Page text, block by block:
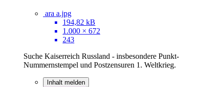
ara a.jpg
194,82 kB
1.000 × 672
243
Suche Kaiserreich Russland - insbesondere Punkt-
Nummernstempel und Postzensuren 1. Weltkrieg.
Inhalt melden